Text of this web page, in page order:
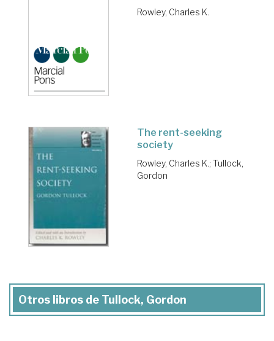
Rowley, Charles K.
The rent-seeking
society
Rowley, Charles K.; Tullock,
Gordon
Otros libros de Tullock, Gordon